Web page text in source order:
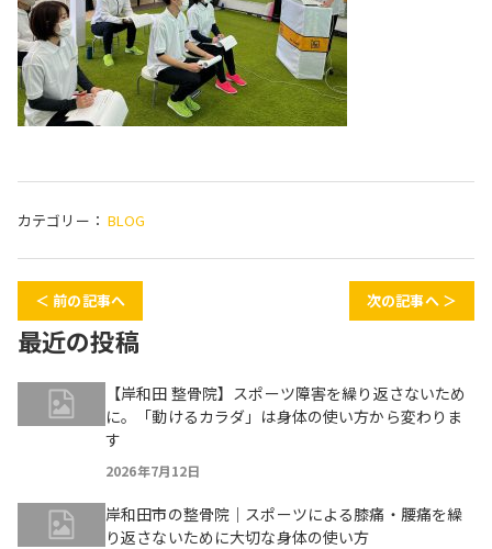
カテゴリー： BLOG
＜ 前の記事へ 次の記事へ ＞
最近の投稿
【岸和田 整骨院】スポーツ障害を繰り返さないため
に。「動けるカラダ」は身体の使い方から変わりま
す
2026年7月12日
岸和田市の整骨院｜スポーツによる膝痛・腰痛を繰
り返さないために大切な身体の使い方